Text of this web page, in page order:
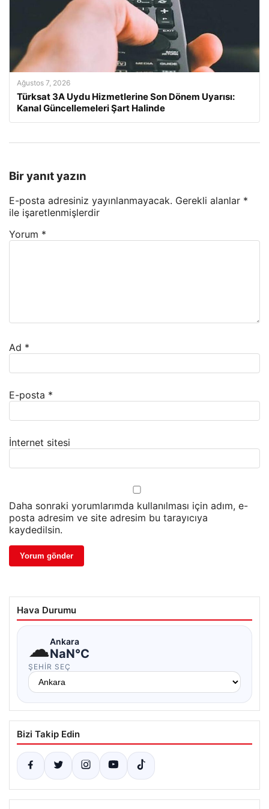
Ağustos 7, 2026
Türksat 3A Uydu Hizmetlerine Son Dönem Uyarısı:
Kanal Güncellemeleri Şart Halinde
Bir yanıt yazın
E-posta adresiniz yayınlanmayacak. Gerekli alanlar *
ile işaretlenmişlerdir
Yorum *
Ad *
E-posta *
İnternet sitesi
Daha sonraki yorumlarımda kullanılması için adım, e-
posta adresim ve site adresim bu tarayıcıya
kaydedilsin.
Hava Durumu
☁Ankara
NaN°C
ŞEHIR SEÇ
Bizi Takip Edin